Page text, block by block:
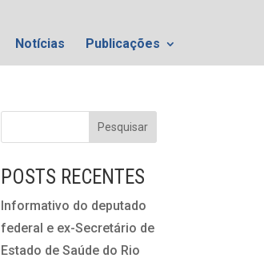
Notícias Publicações
POSTS RECENTES
Informativo do deputado
federal e ex-Secretário de
Estado de Saúde do Rio